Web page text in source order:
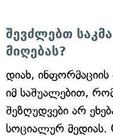
შევძლებთ
მიღებას?
დიახ,
იმ საშუალებით,
შეზღუდვები არ
სოციალურ